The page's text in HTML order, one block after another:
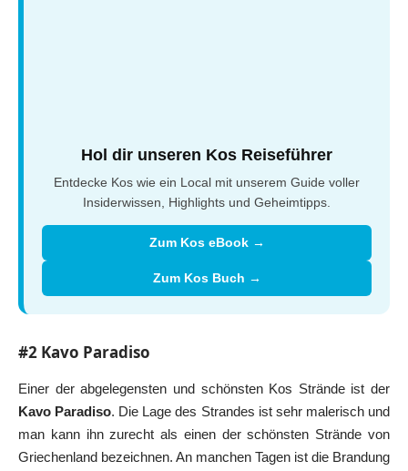
Hol dir unseren Kos Reiseführer
Entdecke Kos wie ein Local mit unserem Guide voller
Insiderwissen, Highlights und Geheimtipps.
Zum Kos eBook →
Zum Kos Buch →
#2 Kavo Paradiso
Einer der abgelegensten und schönsten Kos Strände ist der
Kavo Paradiso. Die Lage des Strandes ist sehr malerisch und
man kann ihn zurecht als einen der schönsten Strände von
Griechenland bezeichnen. An manchen Tagen ist die Brandung